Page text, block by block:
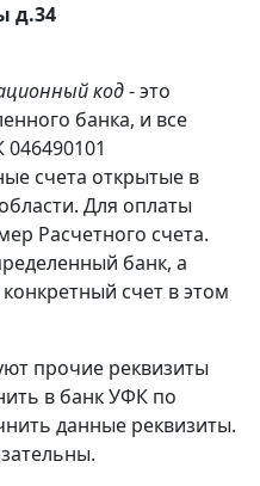
д.34
код- это
банка, и все
счета открытые в
Для оплаты
Расчетного счета.
банк, а
счет в этом
прочие реквизиты
в банк УФК по
данные реквизиты.